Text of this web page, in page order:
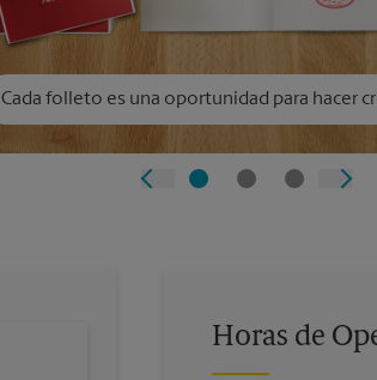
Cada folleto es una oportunidad para hacer
Horas de